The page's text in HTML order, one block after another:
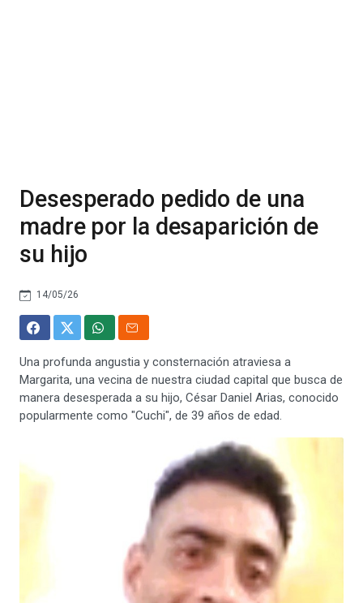
Desesperado pedido de una
madre por la desaparición de
su hijo
14/05/26
Una profunda angustia y consternación atraviesa a
Margarita, una vecina de nuestra ciudad capital que busca de
manera desesperada a su hijo, César Daniel Arias, conocido
popularmente como "Cuchi", de 39 años de edad.